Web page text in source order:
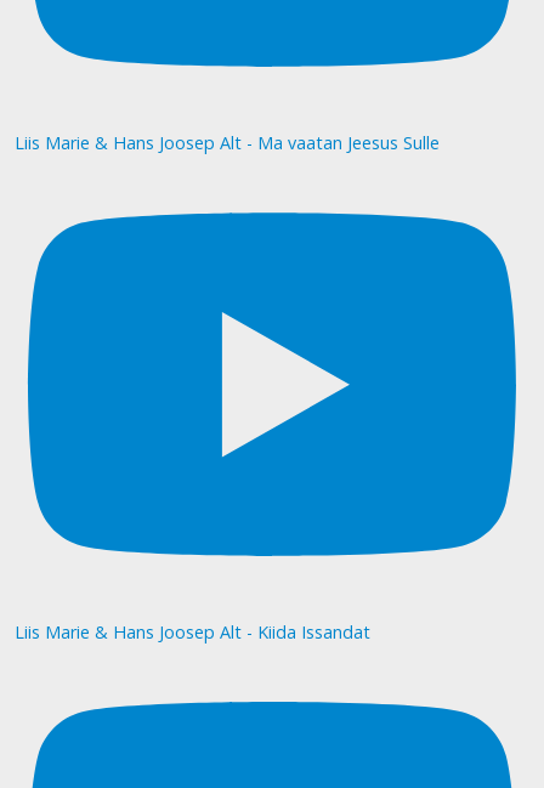
Liis Marie & Hans Joosep Alt - Ma vaatan Jeesus Sulle
Liis Marie & Hans Joosep Alt - Kiida Issandat